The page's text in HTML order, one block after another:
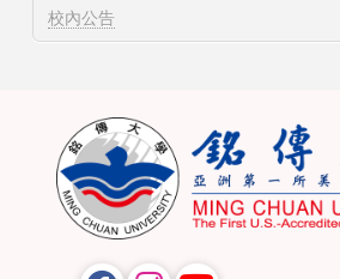
校內公告